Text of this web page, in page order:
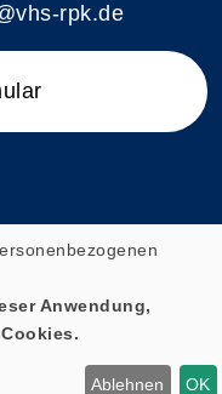
rpk.de
Anwendung,
Ablehnen OK